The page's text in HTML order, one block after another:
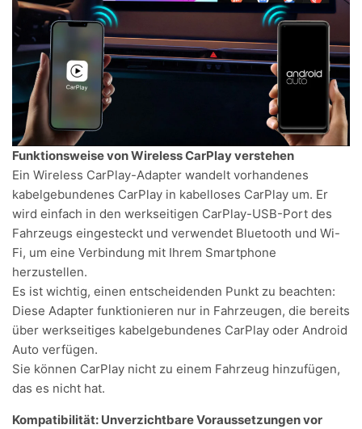
Funktionsweise von Wireless CarPlay verstehen
Ein Wireless CarPlay-Adapter wandelt vorhandenes
kabelgebundenes CarPlay in kabelloses CarPlay um. Er
wird einfach in den werkseitigen CarPlay-USB-Port des
Fahrzeugs eingesteckt und verwendet Bluetooth und Wi-
Fi, um eine Verbindung mit Ihrem Smartphone
herzustellen.
Es ist wichtig, einen entscheidenden Punkt zu beachten:
Diese Adapter funktionieren nur in Fahrzeugen, die bereits
über werkseitiges kabelgebundenes CarPlay oder Android
Auto verfügen.
Sie können CarPlay nicht zu einem Fahrzeug hinzufügen,
das es nicht hat.
Kompatibilität: Unverzichtbare Voraussetzungen vor